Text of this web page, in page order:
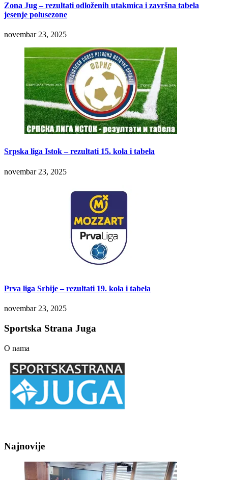
Zona Jug – rezultati odloženih utakmica i završna tabela
jesenje polusezone
novembar 23, 2025
Srpska liga Istok – rezultati 15. kola i tabela
novembar 23, 2025
Prva liga Srbije – rezultati 19. kola i tabela
novembar 23, 2025
Sportska Strana Juga
O nama
Najnovije